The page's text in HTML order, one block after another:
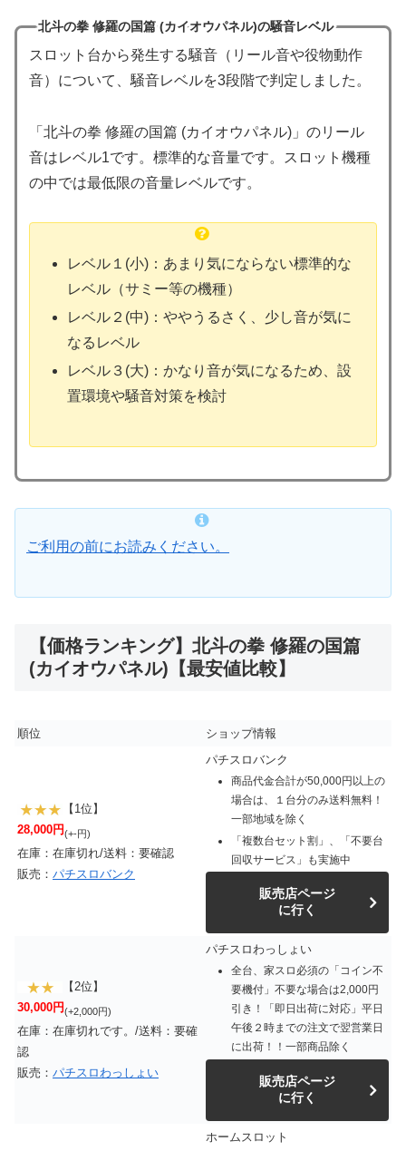
北斗の拳 修羅の国篇 (カイオウパネル)の騒音レベル
スロット台から発生する騒音（リール音や役物動作
音）について、騒音レベルを3段階で判定しました。
「北斗の拳 修羅の国篇 (カイオウパネル)」のリール
音はレベル1です。標準的な音量です。スロット機種
の中では最低限の音量レベルです。
レベル１(小)：あまり気にならない標準的な
レベル（サミー等の機種）
レベル２(中)：ややうるさく、少し音が気に
なるレベル
レベル３(大)：かなり音が気になるため、設
置環境や騒音対策を検討
ご利用の前にお読みください。
【価格ランキング】北斗の拳 修羅の国篇
(カイオウパネル)【最安値比較】
順位 ショップ情報
【1位】
28,000円(+-円)
在庫：在庫切れ/送料：要確認
販売： パチスロバンク
パチスロバンク
商品代金合計が50,000円以上の
場合は、１台分のみ送料無料！
一部地域を除く
「複数台セット割」、「不要台
回収サービス」も実施中
販売店ページ
に行く
【2位】
30,000円(+2,000円)
在庫：在庫切れです。/送料：要確
認
販売： パチスロわっしょい
パチスロわっしょい
全台、家スロ必須の「コイン不
要機付」不要な場合は2,000円
引き！「即日出荷に対応」平日
午後２時までの注文で翌営業日
に出荷！！一部商品除く
販売店ページ
に行く
ホームスロット